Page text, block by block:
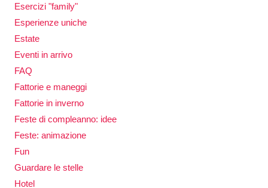
Esercizi "family"
Esperienze uniche
Estate
Eventi in arrivo
FAQ
Fattorie e maneggi
Fattorie in inverno
Feste di compleanno: idee
Feste: animazione
Fun
Guardare le stelle
Hotel